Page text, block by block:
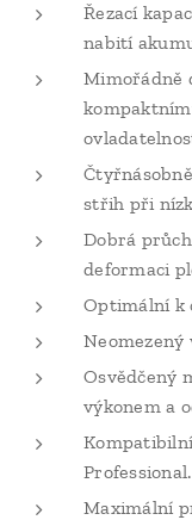
Řezací
nabití
Mimořádně
střih při
Dobrá
deformaci
Optimální k
Osvědčený
výkonem a
Professional.
Maximální